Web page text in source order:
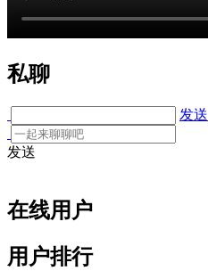
私聊
发送
发送
在线用户
用户排行